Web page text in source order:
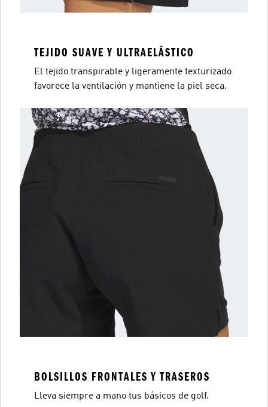
TEJIDO SUAVE Y ULTRAELÁSTICO
El tejido transpirable y ligeramente texturizado
favorece la ventilación y mantiene la piel seca.
BOLSILLOS FRONTALES Y TRASEROS
Lleva siempre a mano tus básicos de golf.